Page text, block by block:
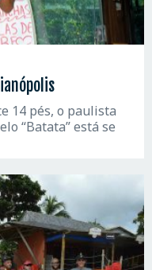
14 pés, o paulista
“Batata” está se